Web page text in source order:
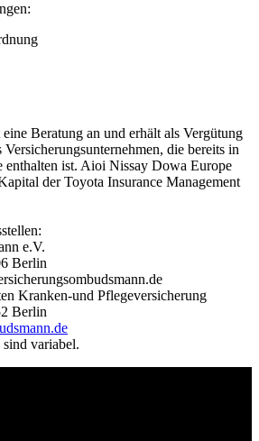
Beratung an und erhält als Vergütung
die bereits in
enthalten ist. Aioi Nissay Dowa Europe
der Toyota Insurance Management
e.V.
Berlin
Kranken-und Pflegeversicherung
Berlin
variabel.